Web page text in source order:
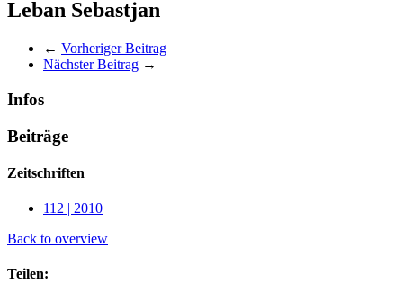
Leban Sebastjan
← Vorheriger Beitrag
Nächster Beitrag →
Infos
Beiträge
Zeitschriften
112 | 2010
Back to overview
Teilen: